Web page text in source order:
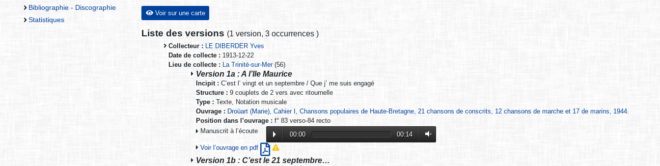
Bibliographie - Discographie
Statistiques
Voir sur une carte
Liste des versions (1 version, 3 occurrences )
Collecteur : LE DIBERDER Yves
Date de collecte : 1913-12-22
Lieu de collecte : La Trinité-sur-Mer(56)
Version 1a : A l’Ile Maurice
Incipit : C’est l’ vingt et un septembre / Que j’ me suis engagé
Structure : 9 couplets de 2 vers avec ritournelle
Type : Texte, Notation musicale
Ouvrage : Droüart (Marie), Cahier I, Chansons populaires de Haute-Bretagne, 21 chansons de conscrits, 12 chansons de marche et 17 de marins, 1944.
Position dans l’ouvrage : f° 83 verso-84 recto
Manuscrit à l’écoute
00:00
00:14
Voir l’ouvrage en pdf
Version 1b : C’est le 21 septembre…